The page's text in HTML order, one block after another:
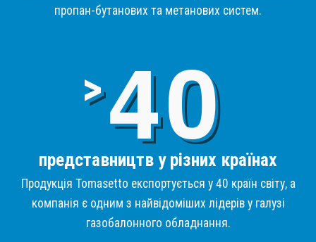
пропан-бутанових та метанових систем.
>4
представництв у різних країнах
Продукція Tomasetto експортується у 40 країн світу, а
компанія є одним з найвідоміших лідерів у галузі
газобалонного обладнання.